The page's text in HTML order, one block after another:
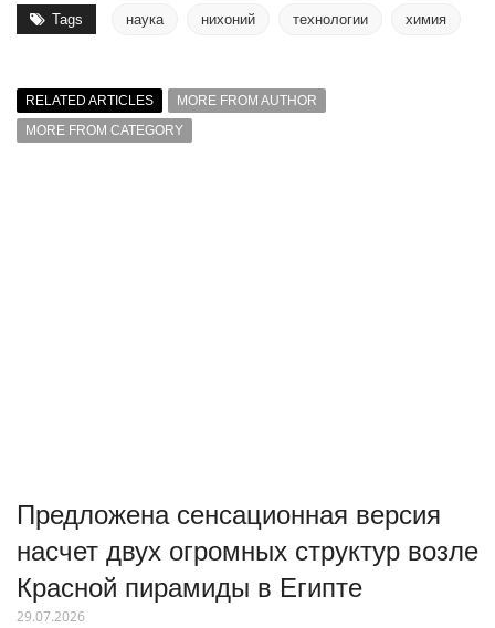
Tags наука нихоний технологии химия
RELATED ARTICLES
MORE FROM AUTHOR
MORE FROM CATEGORY
Предложена сенсационная версия
насчет двух огромных структур возле
Красной пирамиды в Египте
29.07.2026